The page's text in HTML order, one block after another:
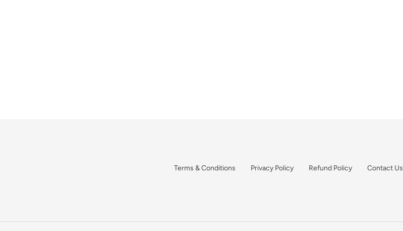
Terms & Conditions Privacy Policy Refund Policy Contact Us